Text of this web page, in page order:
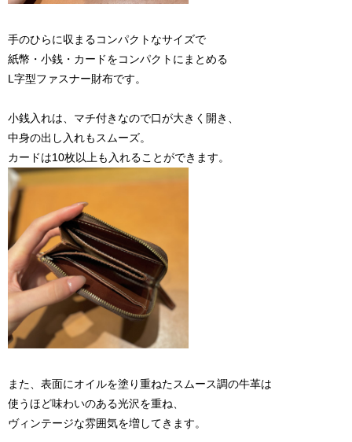
手のひらに収まるコンパクトなサイズで
紙幣・小銭・カードをコンパクトにまとめる
L字型ファスナー財布です。
小銭入れは、マチ付きなので口が大きく開き、
中身の出し入れもスムーズ。
カードは10枚以上も入れることができます。
また、表面にオイルを塗り重ねたスムース調の牛革は
使うほど味わいのある光沢を重ね、
ヴィンテージな雰囲気を増してきます。